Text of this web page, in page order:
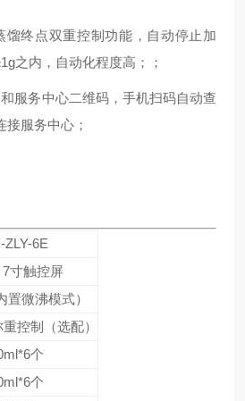
馏终点双重控制功能，自动停止加
之内，自动化程度高；；
服务中心二维码，手机扫码自动查
服务中心；
ZLY-6E
寸触控屏
置微沸模式）
控制（选配）
个
个